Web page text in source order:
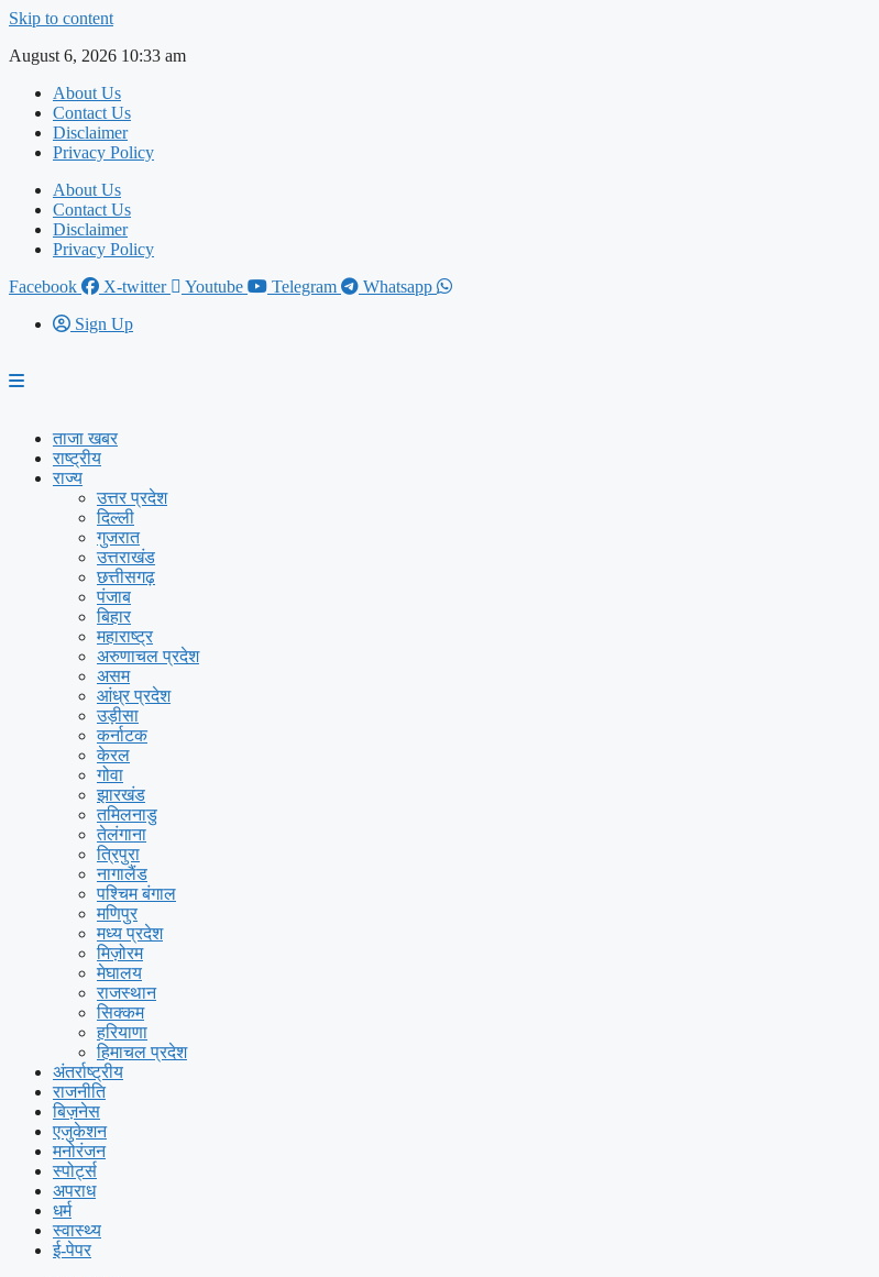
Skip to content
August 6, 2026 10:33 am
About Us
Contact Us
Disclaimer
Privacy Policy
About Us
Contact Us
Disclaimer
Privacy Policy
Facebook
X-twitter Youtube Telegram
Whatsapp
Sign Up
ताजा खबर
राष्ट्रीय
राज्य
उत्तर प्रदेश
दिल्ली
गुजरात
उत्तराखंड
छत्तीसगढ़
पंजाब
बिहार
महाराष्ट्र
अरुणाचल प्रदेश
असम
आंध्र प्रदेश
उड़ीसा
कर्नाटक
केरल
गोवा
झारखंड
तमिलनाडु
तेलंगाना
त्रिपुरा
नागालैंड
पश्चिम बंगाल
मणिपुर
मध्य प्रदेश
मिज़ोरम
मेघालय
राजस्थान
सिक्कम
हरियाणा
हिमाचल प्रदेश
अंतर्राष्ट्रीय
राजनीति
बिज़नेस
एजुकेशन
मनोरंजन
स्पोर्ट्स
अपराध
धर्म
स्वास्थ्य
ई-पेपर